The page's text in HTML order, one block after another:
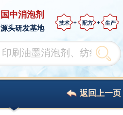
国中消泡剂
源头研发基地
技术 配方 生产
返回上一页